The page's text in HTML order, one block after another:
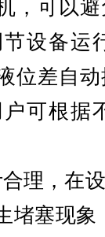
，可以
设备运
位差自
可根据
理，在
堵塞现